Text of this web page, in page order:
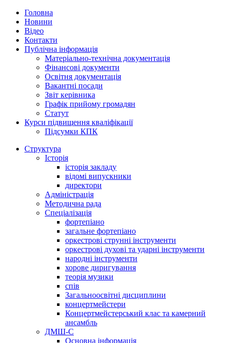
Головна
Новини
Відео
Контакти
Публічна інформація
Матеріально-технічна документація
Фінансові документи
Освітня документація
Вакантні посади
Звіт керівника
Графік прийому громадян
Статут
Курси підвищення кваліфікації
Підсумки КПК
Структура
Історія
історія закладу
відомі випускники
директори
Адміністрація
Методична рада
Спеціалізація
фортепіано
загальне фортепіано
оркестрові струнні інструменти
оркестрові духові та ударні інструменти
народні інструменти
хорове диригування
теорія музики
спів
Загальноосвітні дисциплини
концертмейстери
Концертмейстерський клас та камерний
ансамбль
ДМШ-С
Основна інформація